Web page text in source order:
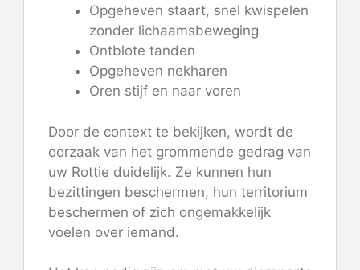
Opgeheven staart, snel kwispelen
zonder lichaamsbeweging
Ontblote tanden
Opgeheven nekharen
Oren stijf en naar voren
Door de context te bekijken, wordt de
oorzaak van het grommende gedrag van
uw Rottie duidelijk. Ze kunnen hun
bezittingen beschermen, hun territorium
beschermen of zich ongemakkelijk
voelen over iemand.